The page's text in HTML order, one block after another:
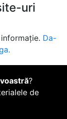
uri
Da-
?
de